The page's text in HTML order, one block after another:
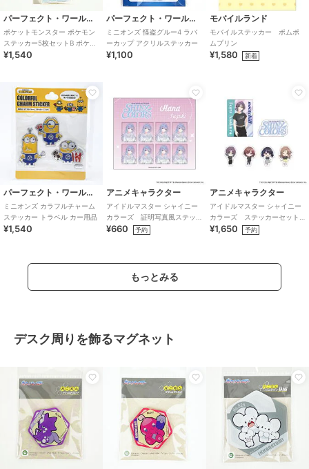
パーフェクト・ワールド・トーキョー
ポケットモンスター ポケモン
ステッカー5枚セットB ポケピ
ース シール デコ アレンジ 文
¥1,540
パーフェクト・ワールド・トーキョー
ミニオンズ 怪盗グルー4 ラバ
ーカップ アクリルステッカー
¥1,100
モバイルランド
モバイルステッカー ポムポ
ムプリン
¥1,580 新着
パーフェクト・ワールド・トーキョー
ミニオンズ カラフルチャーム
ステッカー トラベル カー用品
¥1,540
アニメキャラクター
アイドルマスター シャイニー
カラーズ 証明写真風ステッ
カー (鈴木羽那)
¥660 予約
アニメキャラクター
アイドルマスター シャイニー
カラーズ ステッカーセット
(283プロ ノクチル)
¥1,650 予約
もっとみる
デスク周りを飾るマグネット